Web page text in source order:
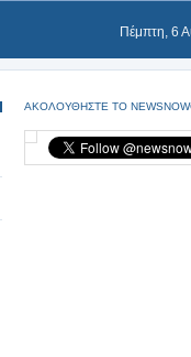
Πέμπτη, 6
ΑΚΟΛΟΥΘΗΣΤΕ ΤΟ